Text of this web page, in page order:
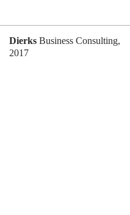
Dierks Business Consulting,
2017